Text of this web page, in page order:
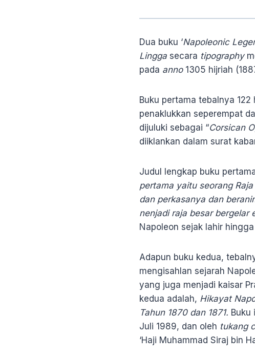
Dua buku ‘Napoleonic
Lingga secara tipography
pada anno1305 hijriah
Buku pertama tebalnya
penaklukkan seperempat
dijuluki sebagai “Corsican
diiklankan dalam surat
Judul lengkap buku
pertama yaitu seorang
dan perkasanya dan
nenjadi raja besar bergelar
Napoleon sejak lahir
Adapun buku kedua,
mengisahlan sejarah
yang juga menjadi kaisar
kedua adalah, Hikayat
Tahun 1870 dan 1871. Buku
Juli 1989, dan oleh tukang
‘Haji Muhammad Siraj bin